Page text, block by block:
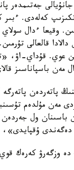
جەتىمدەر
كەلەدى. ءبىر
وقيعا ءدال
قالعالى
عوي. قۇداي-
مەن باسپاناسىز
پاتەردەن
مەن مۇلدەم
ول جەردەن
دەگەندى
دە وزگەرۋ كەرەك